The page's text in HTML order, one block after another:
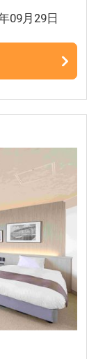
09月29日